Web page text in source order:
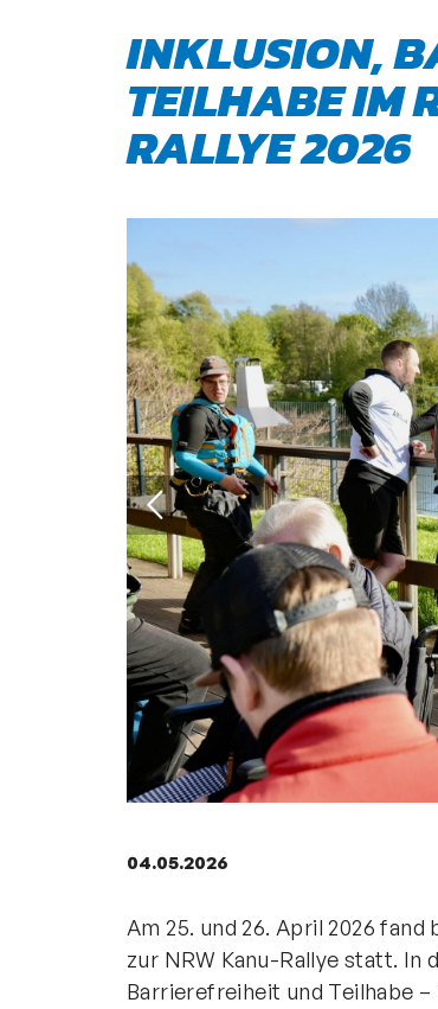
INKLUSION,
TEILHABE IM
RALLYE 2026
04.05.2026
Am 25. und 26. April 2026
zur NRW Kanu-Rallye statt. In
Barrierefreiheit und Teilhabe
QUICKLINKS
Geschäftsstelle
Kanu-Verband
Nordrhein-Westfalen e. V.
Friedrich-Alfred-Allee 25
47055 Duisburg